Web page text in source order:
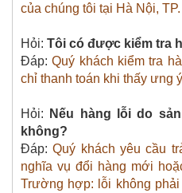
của chúng tôi tại Hà Nội,
Hỏi: Tôi có được kiểm tra
Đáp:Quý khách kiểm tra
chỉ thanh toán khi thấy ưng
Hỏi:
Nếu hàng lỗi do
không?
Đáp:Quý khách yêu cầu
nghĩa vụ đổi hàng mới
Trường hợp: lỗi không